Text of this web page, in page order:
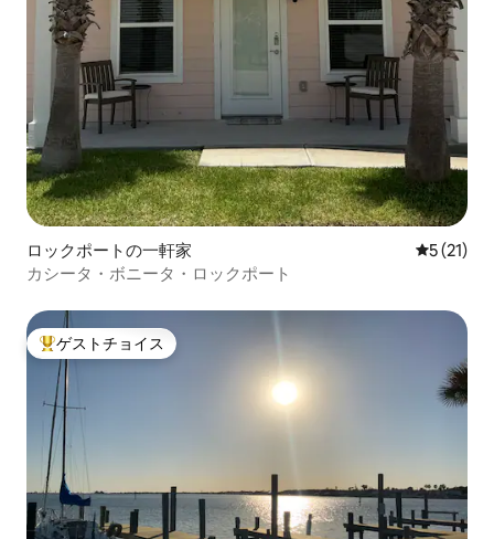
ロックポートの一軒家 レビュー
5 (21)
カシータ・ボニータ・ロックポート
大好評のゲストチョイスです。
ゲストチョイス